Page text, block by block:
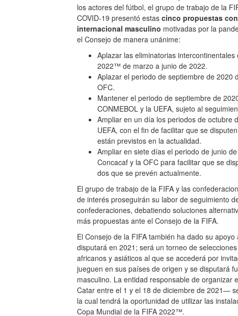
los actores del fútbol, el grupo de trabajo de la
COVID-19 presentó estas cinco propuestas
internacional masculino motivadas por la
el Consejo de manera unánime:
Aplazar las eliminatorias
2022™ de marzo a junio de 2022.
Aplazar el periodo de septiembre de 2020
OFC.
Mantener el periodo de septiembre de
CONMEBOL y la UEFA, sujeto al
Ampliar en un día los periodos de octubre
UEFA, con el fin de facilitar que se
están previstos en la actualidad.
Ampliar en siete días el periodo de junio
Concacaf y la OFC para facilitar que se
dos que se prevén actualmente.
El grupo de trabajo de la FIFA y las
de interés proseguirán su labor de seguimiento
confederaciones, debatiendo soluciones
más propuestas ante el Consejo de la FIFA.
El Consejo de la FIFA también ha dado su apoyo
disputará en 2021; será un torneo de
africanos y asiáticos al que se accederá por
jueguen en sus países de origen y se disputará
masculino. La entidad responsable de
Catar entre el 1 y el 18 de diciembre de 2021—
la cual tendrá la oportunidad de utilizar las
Copa Mundial de la FIFA 2022™.